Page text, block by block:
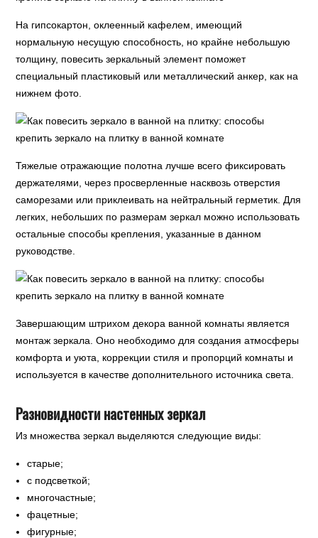
На гипсокартон, оклеенный кафелем, имеющий
нормальную несущую способность, но крайне небольшую
толщину, повесить зеркальный элемент поможет
специальный пластиковый или металлический анкер, как на
нижнем фото.
Тяжелые отражающие полотна лучше всего фиксировать
держателями, через просверленные насквозь отверстия
саморезами или приклеивать на нейтральный герметик. Для
легких, небольших по размерам зеркал можно использовать
остальные способы крепления, указанные в данном
руководстве.
Завершающим штрихом декора ванной комнаты является
монтаж зеркала. Оно необходимо для создания атмосферы
комфорта и уюта, коррекции стиля и пропорций комнаты и
используется в качестве дополнительного источника света.
Разновидности настенных зеркал
Из множества зеркал выделяются следующие виды:
старые;
с подсветкой;
многочастные;
фацетные;
фигурные;